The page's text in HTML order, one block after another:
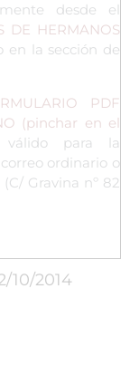
desde el
DE HERMANOS
en la sección de
PDF
(pinchar en el
válido para la
ordinario o
Gravina nº 82
10/2014